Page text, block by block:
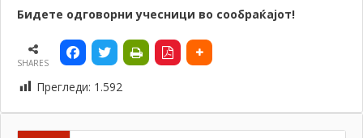
Бидете одговорни учесници во сообраќајот!
SHARES
Прегледи: 1.592